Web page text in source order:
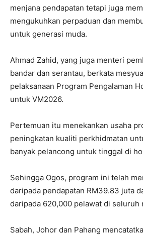
menjana pendapatan tetapi juga
mengukuhkan perpaduan dan
untuk generasi muda.
Ahmad Zahid, yang juga menteri
bandar dan serantau, berkata
pelaksanaan Program Pengalaman
untuk VM2026.
Pertemuan itu menekankan usaha
peningkatan kualiti perkhidmatan
banyak pelancong untuk tinggal di
Sehingga Ogos, program ini telah
daripada pendapatan RM39.83 juta
daripada 620,000 pelawat di seluruh
Sabah, Johor dan Pahang